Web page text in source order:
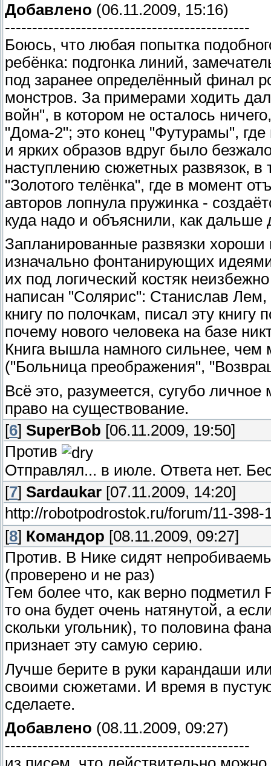
Добавлено (06.11.2009, 15:16)
---------------------------------------------
Боюсь, что любая попытка
ребёнка: подгонка линий,
под заранее определённый финал
монстров. За примерами ходить
войн", в котором не осталось
"Дома-2"; это конец "Футурамы",
и ярких образов вдруг было
наступлению сюжетных развязок,
"Золотого телёнка", где в момент
авторов лопнула пружинка -
куда надо и объяснили, как
Запланированные развязки
изначально фонтанирующих
их под логический костяк
написан "Солярис": Станислав
книгу по полочкам, писал эту
почему нового человека на базе
Книга вышла намного сильнее, чем
("Больница преображения",
Всё это, разумеется, сугубо
право на существование.
[6] SuperBob [06.11.2009, 19:50]
Против
Отправлял... в июле. Ответа нет.
[7] Sardaukar [07.11.2009, 14:20]
http://robotpodrostok.ru/forum/11-
[8] Командор [08.11.2009, 09:27]
Против. В Нике сидят
(проверено и не раз)
Тем более что, как верно подметил
то она будет очень натянутой, а
скольки угольник), то половина
признает эту самую серию.
Лучше берите в руки карандаши
своими сюжетами. И время в
сделаете.
Добавлено (08.11.2009, 09:27)
---------------------------------------------